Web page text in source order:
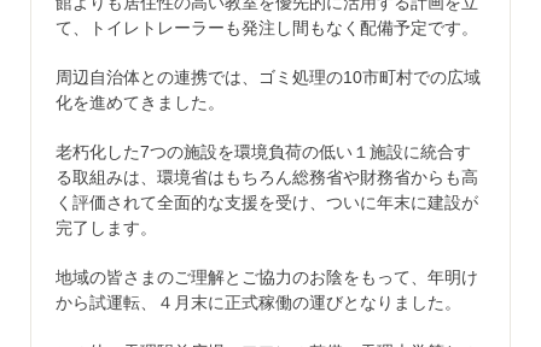
て、トイレトレーラーも発注し間もなく配備予定です。
周辺自治体との連携では、ゴミ処理の10市町村での広域
化を進めてきました。
老朽化した7つの施設を環境負荷の低い１施設に統合す
る取組みは、環境省はもちろん総務省や財務省からも高
く評価されて全面的な支援を受け、ついに年末に建設が
完了します。
地域の皆さまのご理解とご協力のお陰をもって、年明け
から試運転、４月末に正式稼働の運びとなりました。